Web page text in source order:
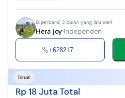
Diperbarui 3 bulan yang lalu oleh
Hera joy Independen
+628217...
Tanah
Rp 18 Juta Total